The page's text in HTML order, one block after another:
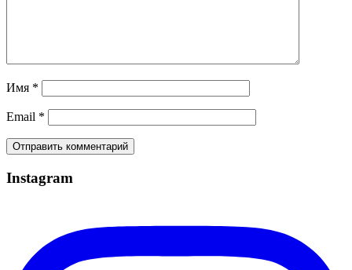
Имя *
Email *
Instagram